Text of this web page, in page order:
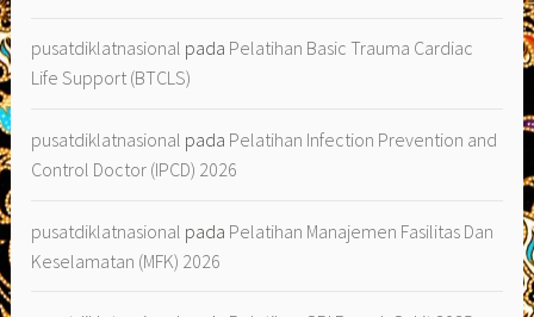
pusatdiklatnasional pada Pelatihan Basic Trauma Cardiac
Life Support (BTCLS)
pusatdiklatnasional pada Pelatihan Infection Prevention and
Control Doctor (IPCD) 2026
pusatdiklatnasional pada Pelatihan Manajemen Fasilitas Dan
Keselamatan (MFK) 2026